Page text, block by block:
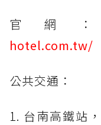
官網
hotel.com.tw/
公共交通：
1. 台南高鐵站